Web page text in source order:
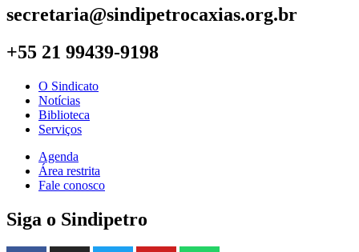
secretaria@sindipetrocaxias.org.br
+55 21 99439-9198
O Sindicato
Notícias
Biblioteca
Serviços
Agenda
Área restrita
Fale conosco
Siga o Sindipetro